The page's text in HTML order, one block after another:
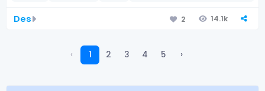
Des 2 14.1k
‹ 1 2 3 4 5 ›